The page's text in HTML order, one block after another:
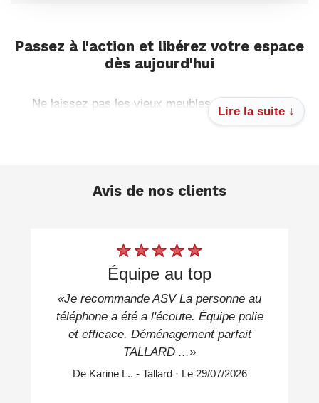
Passez à l'action et libérez votre espace
dès aujourd'hui
Ne laissez pas les vieux meubles et les cartons
s'accumuler plus longtemps. Confiez cette mission
technique qu'il vous faut.
planifier votre visite d'évaluation. Déposez votre
demande de devis gratuit sur notre site, et laissez-nous
prendre le relais pour vous simplifier la vie !
Lire la suite ↓
Avis de nos clients
équipe au top
«Je recommande ASV La personne au
téléphone a été a l'écoute. Équipe polie
et efficace. Déménagement parfait
TALLARD ...»
De Karine L.. - Tallard · Le 29/07/2026